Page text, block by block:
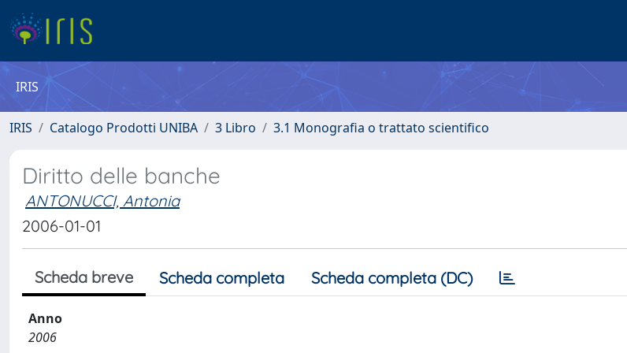
IRIS
IRIS Catalogo Prodotti UNIBA 3 Libro 3.1 Monografia o trattato scientifico
Diritto delle banche
ANTONUCCI, Antonia
2006-01-01
Scheda breve Scheda completa Scheda completa (DC)
Anno
2006